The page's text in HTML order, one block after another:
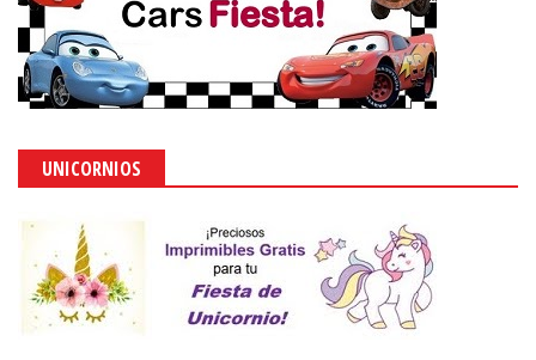
UNICORNIOS